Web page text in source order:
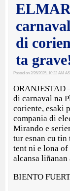
di
ta
Posted on 2/26/2025, 10:22 AM
ORANJESTAD
di carnaval na
coriente, esaki
compania di
Mirando e
tur esnan cu
tent ni e lona
alcansa
BIENTO